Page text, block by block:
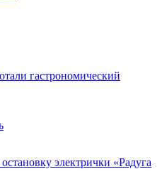
гастрономический
электрички «Радуга